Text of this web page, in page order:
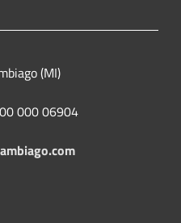
(MI)
000 06904